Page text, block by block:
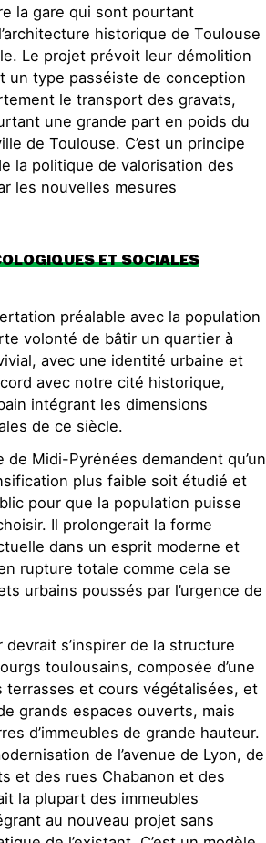
la gare qui sont pourtant
historique de Toulouse
Le projet prévoit leur démolition
un type passéiste de conception
le transport des gravats,
une grande part en poids du
de Toulouse. C’est un principe
la politique de valorisation des
les nouvelles mesures
ET SOCIALES
préalable avec la population
volonté de bâtir un quartier à
avec une identité urbaine et
avec notre cité historique,
intégrant les dimensions
de ce siècle.
de Midi-Pyrénées demandent qu’un
plus faible soit étudié et
pour que la population puisse
Il prolongerait la forme
dans un esprit moderne et
rupture totale comme cela se
urbains poussés par l’urgence de
s’inspirer de la structure
toulousains, composée d’une
terrasses et cours végétalisées, et
grands espaces ouverts, mais
d’immeubles de grande hauteur.
de l’avenue de Lyon, de
et des rues Chabanon et des
la plupart des immeubles
au nouveau projet sans